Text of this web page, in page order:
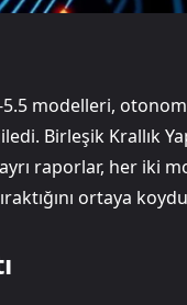
5.5 modelleri,
Birleşik Krallık
raporlar, her iki
ortaya